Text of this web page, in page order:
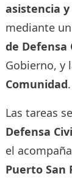
asistencia
mediante
de Defensa
Gobierno, y
Comunidad.
Las tareas
Defensa
el
Puerto San